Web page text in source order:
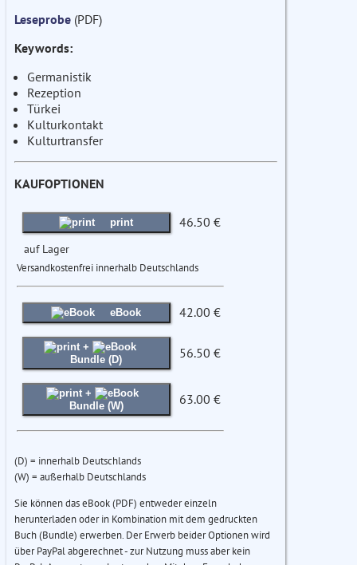
Leseprobe (PDF)
Keywords:
Germanistik
Rezeption
Türkei
Kulturkontakt
Kulturtransfer
KAUFOPTIONEN
print 46.50 €
auf Lager
Versandkostenfrei innerhalb Deutschlands
eBook 42.00 €
+
Bundle (D)
56.50 €
+
Bundle (W)
63.00 €
(D) = innerhalb Deutschlands
(W) = außerhalb Deutschlands
Sie können das eBook (PDF) entweder einzeln
herunterladen oder in Kombination mit dem gedruckten
Buch (Bundle) erwerben. Der Erwerb beider Optionen wird
über PayPal abgerechnet - zur Nutzung muss aber kein